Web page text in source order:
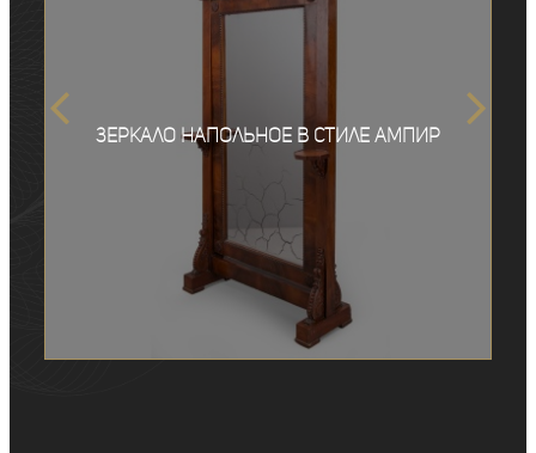
Зеркало напольное в стиле ампир